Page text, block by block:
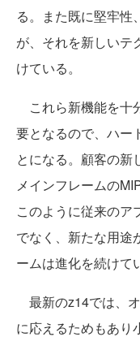
る。また既に堅牢性
が、それを新しいテ
けている。
これら新機能を十
要となるので、ハー
とになる。顧客の新
メインフレームの
このように従来のア
でなく、新たな用途
ームは進化を続けて
最新のz14では、
に応えるためもあり